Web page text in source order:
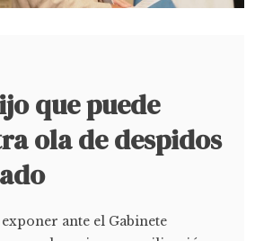
que puede
ola de despidos
ante el Gabinete